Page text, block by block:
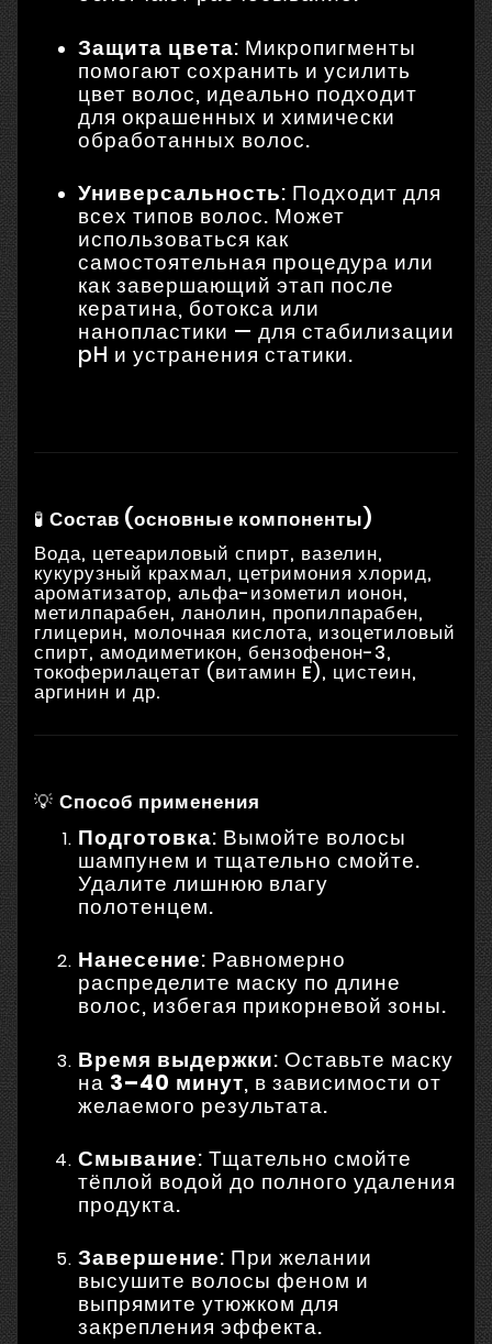
Защита цвета: Микропигменты
помогают сохранить и усилить
цвет волос, идеально подходит
для окрашенных и химически
обработанных волос.
Универсальность: Подходит для
всех типов волос. Может
использоваться как
самостоятельная процедура или
как завершающий этап после
кератина, ботокса или
нанопластики — для стабилизации
pH и устранения статики.
🧪 Состав (основные компоненты)
Вода, цетеариловый спирт, вазелин,
кукурузный крахмал, цетримония хлорид,
ароматизатор, альфа-изометил ионон,
метилпарабен, ланолин, пропилпарабен,
глицерин, молочная кислота, изоцетиловый
спирт, амодиметикон, бензофенон-3,
токоферилацетат (витамин E), цистеин,
аргинин и др.
💡 Способ применения
Подготовка: Вымойте волосы
шампунем и тщательно смойте.
Удалите лишнюю влагу
полотенцем.
Нанесение: Равномерно
распределите маску по длине
волос, избегая прикорневой зоны.
Время выдержки: Оставьте маску
на 3–40 минут, в зависимости от
желаемого результата.
Смывание: Тщательно смойте
тёплой водой до полного удаления
продукта.
Завершение: При желании
высушите волосы феном и
выпрямите утюжком для
закрепления эффекта.